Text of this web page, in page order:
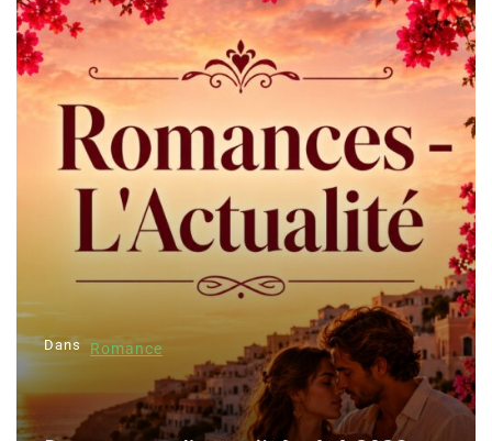
Dans Romance